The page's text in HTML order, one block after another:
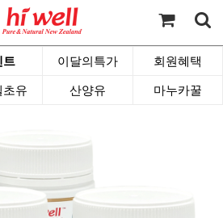
트 이달의특가 회원혜택
초유 산양유 마누카꿀